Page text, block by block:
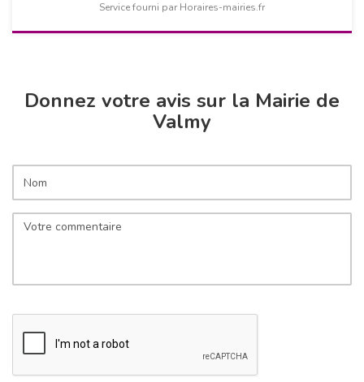
Service fourni par Horaires-mairies.fr
Donnez votre avis sur la Mairie de
Valmy